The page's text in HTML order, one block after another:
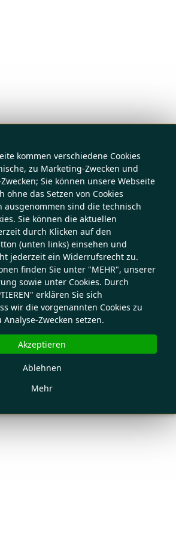
kommen verschiedene Cookies
zu Marketing-Zwecken und
Sie können unsere Webseite
ohne das Setzen von Cookies
ausgenommen sind die technisch
Sie können die aktuellen
durch Klicken auf den
(unten links) einsehen und
jederzeit ein Widerrufsrecht zu.
finden Sie unter "MEHR", unserer
sowie unter Cookies. Durch
erklären Sie sich
wir die vorgenannten Cookies zu
Zwecken setzen.
Mehr
Ablehnen
Akzeptieren